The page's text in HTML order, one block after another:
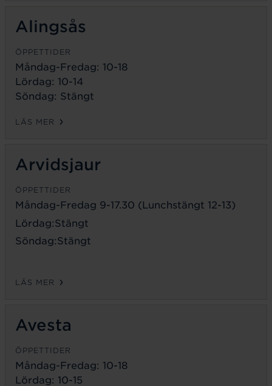
Alingsås
ÖPPETTIDER
Måndag-Fredag: 10-18
Lördag: 10-14
Söndag: Stängt
LÄS MER
Arvidsjaur
ÖPPETTIDER
Måndag-Fredag 9-17.30 (Lunchstängt 12-13)
Lördag:Stängt
Söndag:Stängt
LÄS MER
Avesta
ÖPPETTIDER
Måndag-Fredag: 10-18
Lördag: 10-15